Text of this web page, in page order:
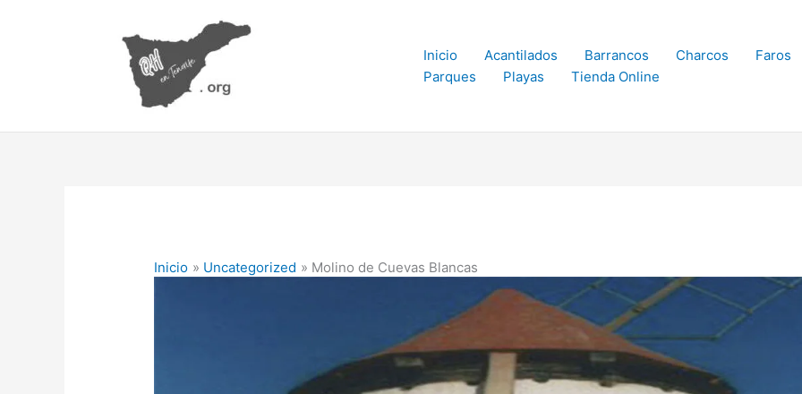
Inicio Acantilados Barrancos Charcos
Faros
Parques
Playas Tienda Online
Inicio Uncategorized Molino de Cuevas Blancas